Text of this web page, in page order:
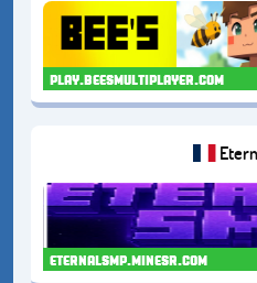
play.beesmultiplayer.com
eternalsmp.minesr.com